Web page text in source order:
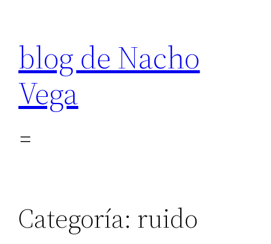
contenido
blog de Nacho
Vega
Categoría: ruido